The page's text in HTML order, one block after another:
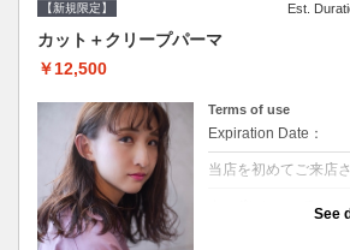
【新規限定】 Est.
カット＋クリープパーマ
￥12,500
Terms of use
Expiration Date：
当店を初めてご来店
See